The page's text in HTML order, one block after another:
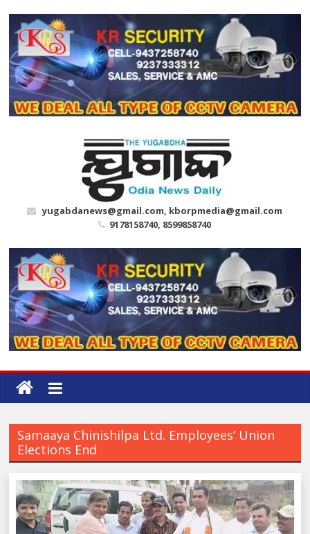
content
yugabdanews@gmail.com, kborpmedia@gmail.com
9178158740, 8599858740
Samaaya Chinishilpa Ltd. Employees’ Union
Elections End